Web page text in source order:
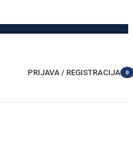
PRIJAVA / REGISTRACIJA
0